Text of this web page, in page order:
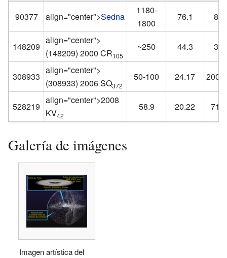
90377
align="center">Sedna
1180-
1800
76.1 892
148209
align="center">
(148209) 2000 CR105
~250 44.3 397
308933
align="center">
(308933) 2006 SQ372
50-100 24.17
528219
align="center">2008
KV42
58.9 20.22
Galería de imágenes
Imagen artística del